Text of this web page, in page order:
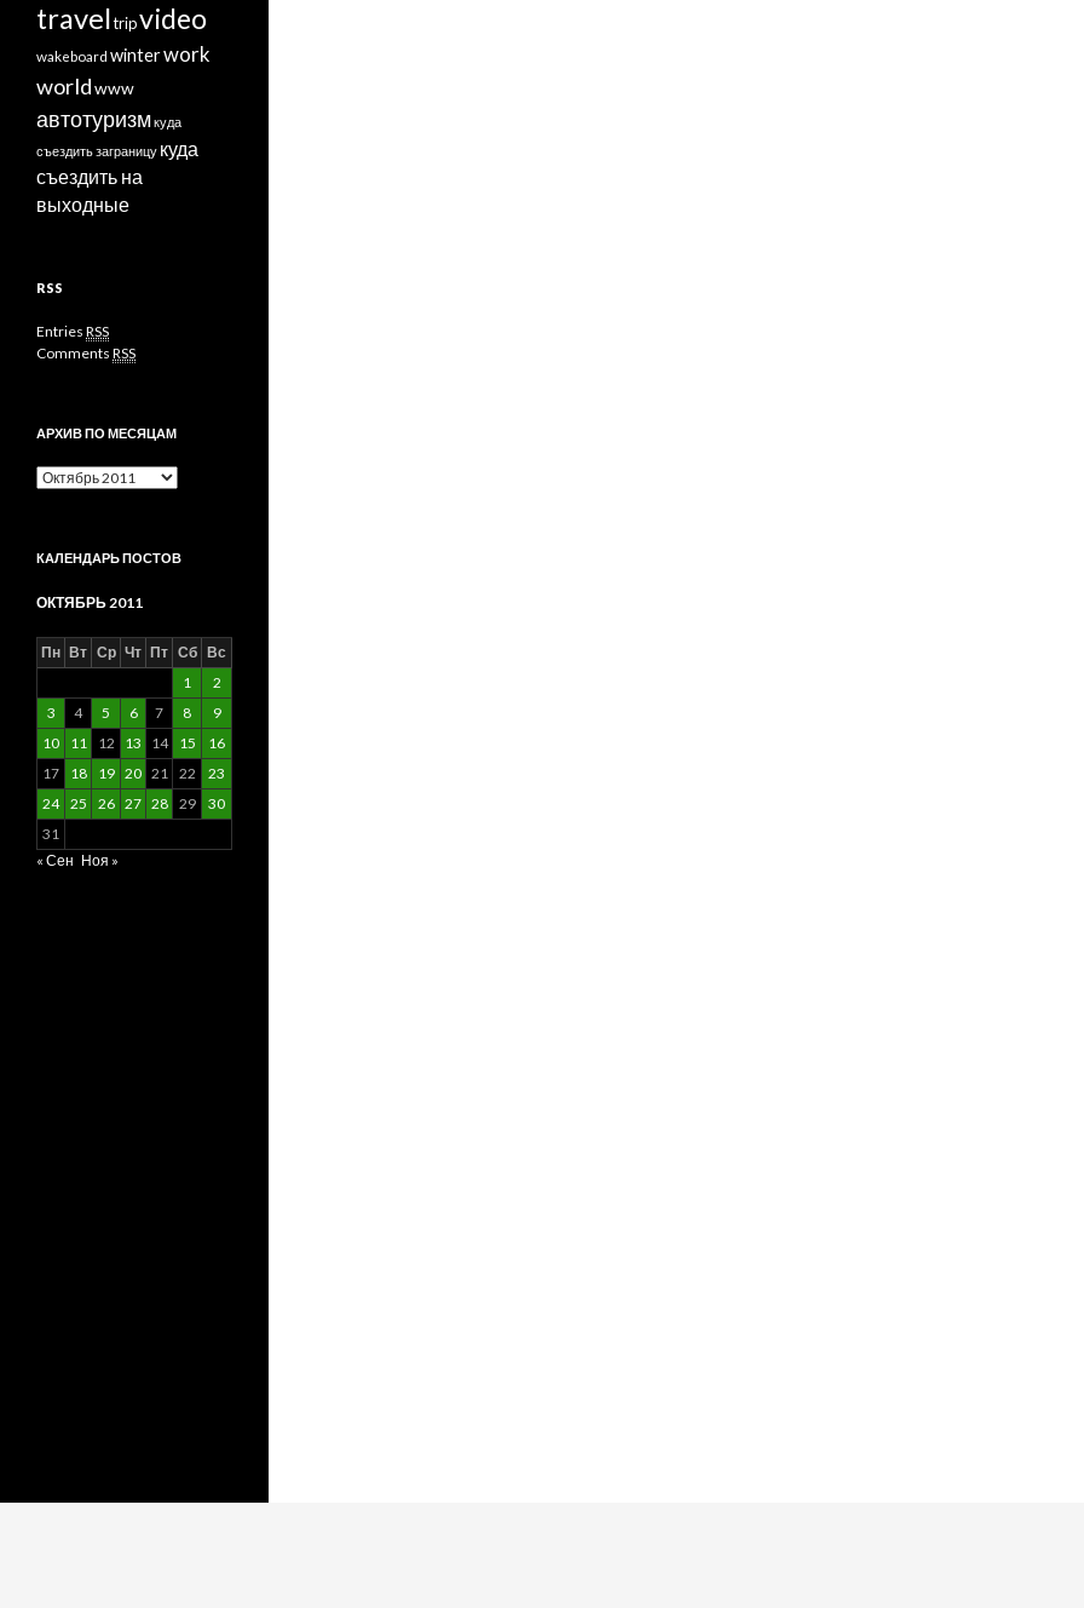
traveltripvideo
wakeboard winterwork
worldwww
автотуризмкуда
съездить заграницу куда
съездить на
выходные
RSS
Entries RSS
Comments RSS
АРХИВ ПО МЕСЯЦАМ
Архив
КАЛЕНДАРЬ ПОСТОВ
ОКТЯБРЬ 2011
Пн Вт Ср Чт Пт Сб Вс
1
2
3
4 5 6 7 8
9
10
11 12 13 14 15
16
17
18 19 20 21 22
23
24 25 26 27 28 29
30
31
« Сен Ноя »